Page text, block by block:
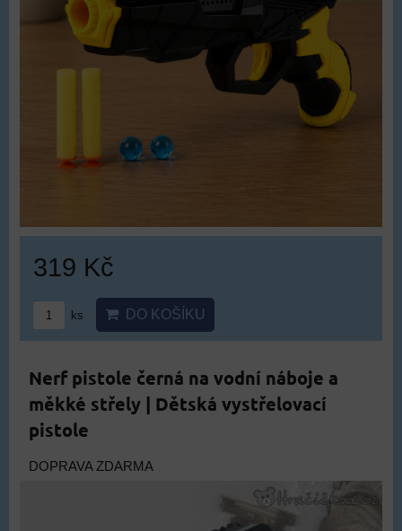
319 Kč
ks DO KOŠÍKU
Nerf pistole černá na vodní náboje a
měkké střely | Dětská vystřelovací
pistole
DOPRAVA ZDARMA